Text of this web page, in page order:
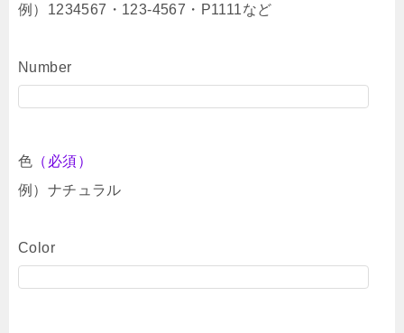
例）1234567・123-4567・P1111など
Number
色 （必須）
例）ナチュラル
Color